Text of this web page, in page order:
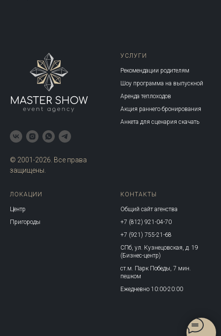
© 2001-2026. Все права
защищены.
УСЛУГИ
Рекомендации родителям
Шоу программа на выпускной
Аренда теплоходов
Акция раннего бронирования
Анкета для сценария скачать
ЛОКАЦИИ
Центр
Пригороды
КОНТАКТЫ
Общий сайт агенства
+7 (812) 921-04-70
+7 (921) 755-21-68
СПб, ул. Кузнецовская, д. 19
(Бизнес-центр)
ст.м. Парк Победы, 7 мин.
пешком
Ежедневно 10:00-20:00